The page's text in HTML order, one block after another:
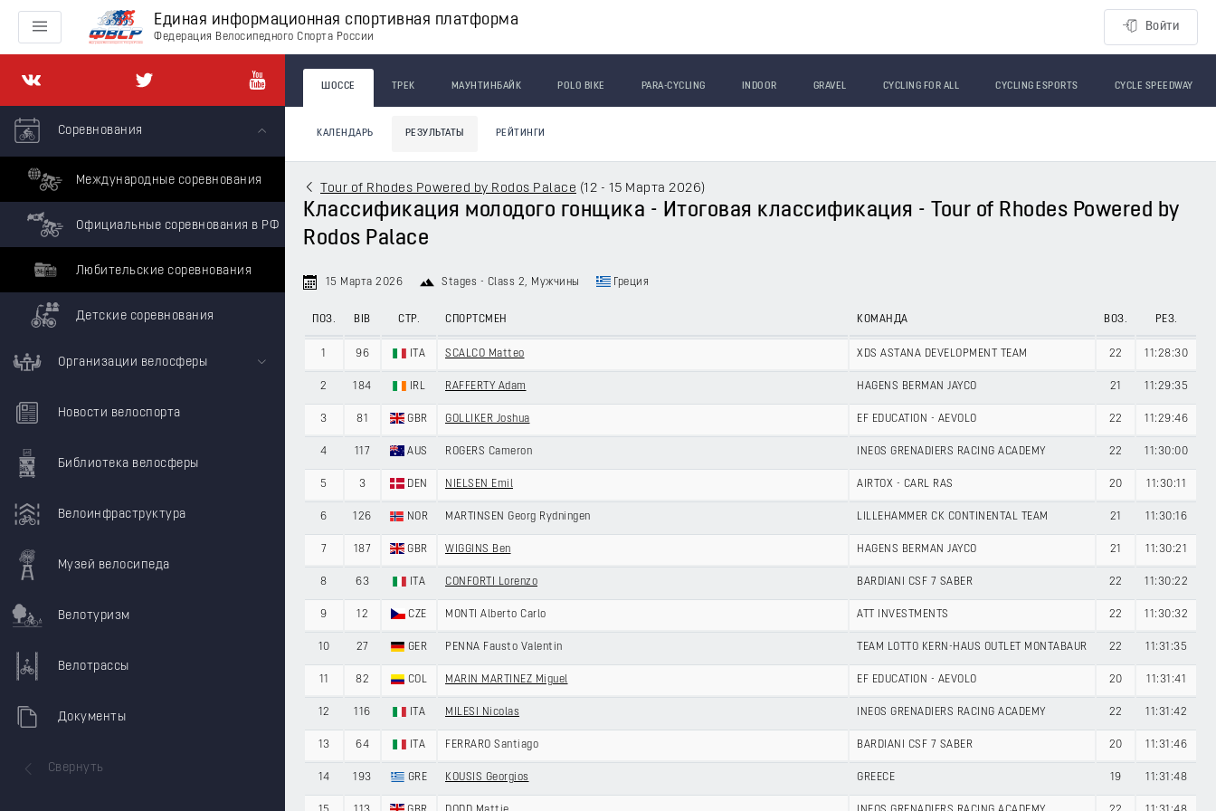
Единая информационная спортивная платформа
Федерация Велосипедного Спорта России
Войти
Соревнования
Международные соревнования
Официальные соревнования в РФ
Любительские соревнования
Детские соревнования
Организации велосферы
Новости велоспорта
Библиотека велосферы
Велоинфраструктура
Музей велосипеда
Велотуризм
Велотрассы
Документы
Свернуть
ШОССЕ ТРЕК МАУНТИНБАЙК POLO BIKE PARA-CYCLING INDOOR GRAVEL CYCLING FOR ALL CYCLING ESPORTS CYCLE SPEEDWAY
КАЛЕНДАРЬ РЕЗУЛЬТАТЫ РЕЙТИНГИ
Tour of Rhodes Powered by Rodos Palace (12 - 15 Марта 2026)
Классификация молодого гонщика - Итоговая классификация - Tour of Rhodes Powered by
Rodos Palace
15 Марта 2026 Stages - Class 2, Мужчины Греция
ПОЗ. BIB СТР. СПОРТСМЕН КОМАНДА ВОЗ. РЕЗ.
1 96 ITA SCALCO Matteo XDS ASTANA DEVELOPMENT TEAM 22 11:28:30
2 184 IRL RAFFERTY Adam HAGENS BERMAN JAYCO 21 11:29:35
3 81 GBR GOLLIKER Joshua EF EDUCATION - AEVOLO 22 11:29:46
4 117 AUS ROGERS Cameron INEOS GRENADIERS RACING ACADEMY 22 11:30:00
5 3 DEN NIELSEN Emil AIRTOX - CARL RAS 20 11:30:11
6 126 NOR MARTINSEN Georg Rydningen LILLEHAMMER CK CONTINENTAL TEAM 21 11:30:16
7 187 GBR WIGGINS Ben HAGENS BERMAN JAYCO 21 11:30:21
8 63 ITA CONFORTI Lorenzo BARDIANI CSF 7 SABER 22 11:30:22
9 12 CZE MONTI Alberto Carlo ATT INVESTMENTS 22 11:30:32
10 27 GER PENNA Fausto Valentin TEAM LOTTO KERN-HAUS OUTLET MONTABAUR 22 11:31:35
11 82 COL MARIN MARTINEZ Miguel EF EDUCATION - AEVOLO 20 11:31:41
12 116 ITA MILESI Nicolas INEOS GRENADIERS RACING ACADEMY 22 11:31:42
13 64 ITA FERRARO Santiago BARDIANI CSF 7 SABER 20 11:31:46
14 193 GRE KOUSIS Georgios GREECE 19 11:31:48